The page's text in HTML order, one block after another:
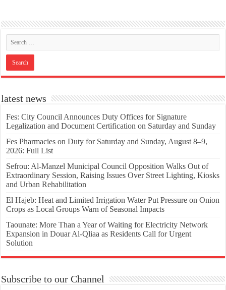
latest news
Fes: City Council Announces Duty Offices for Signature
Legalization and Document Certification on Saturday and Sunday
Fes Pharmacies on Duty for Saturday and Sunday, August 8–9,
2026: Full List
Sefrou: Al-Manzel Municipal Council Opposition Walks Out of
Extraordinary Session, Raising Issues Over Street Lighting, Kiosks
and Urban Rehabilitation
El Hajeb: Heat and Limited Irrigation Water Put Pressure on Onion
Crops as Local Groups Warn of Seasonal Impacts
Taounate: More Than a Year of Waiting for Electricity Network
Expansion in Douar Al-Qliaa as Residents Call for Urgent
Solution
Subscribe to our Channel